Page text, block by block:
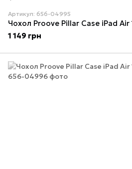
Артикул: 656-04995
1 149 грн